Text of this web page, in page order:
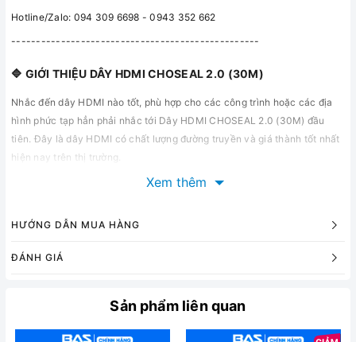
Hotline/Zalo: 094 309 6698 - 0943 352 662
--------------------------------------------------
🔷 GIỚI THIỆU DÂY HDMI CHOSEAL 2.0 (30M)
Nhắc đến dây HDMI nào tốt, phù hợp cho các công trình hoặc các địa
hình phức tạp hẳn phải nhắc tới Dây HDMI CHOSEAL 2.0 (30M) đầu
tiên. Đây là dây HDMI có chất lượng đường truyền và giá thành tốt nhất
hiện nay trên thị trường.
Xem thêm
HƯỚNG DẪN MUA HÀNG
ĐÁNH GIÁ
Sản phẩm liên quan